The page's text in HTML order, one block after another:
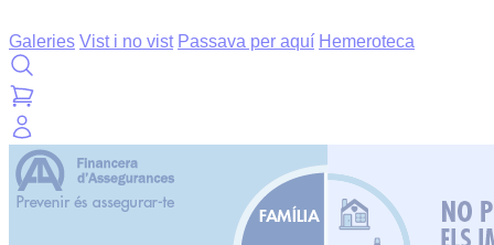
Galeries Vist i no vist Passava per aquí Hemeroteca